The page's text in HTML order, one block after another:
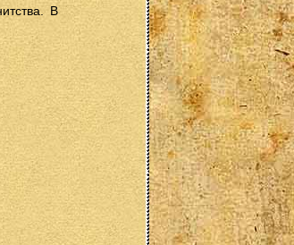
В